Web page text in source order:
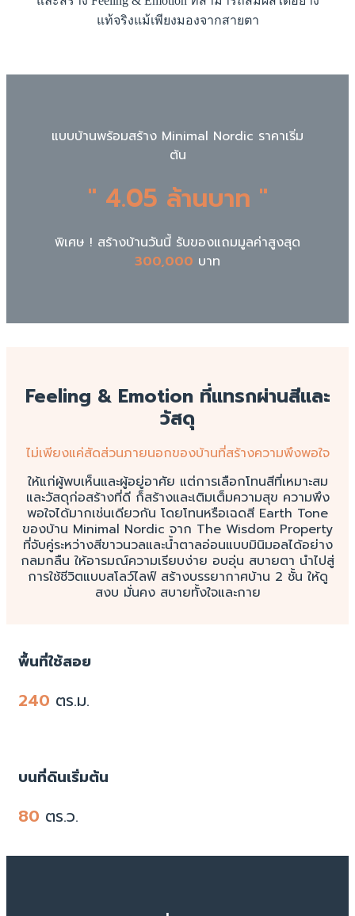
แท้จริงแม้เพียงมองจากสายตา
แบบบ้านพร้อมสร้าง Minimal Nordic ราคาเริ่ม
ต้น
" 4.05 ล้านบาท "
พิเศษ ! สร้างบ้านวันนี้ รับของแถมมูลค่าสูงสุด
300,000 บาท
Feeling & Emotion ที่แทรกผ่านสีและ
วัสดุ
ไม่เพียงแค่สัดส่วนภายนอกของบ้านที่สร้างความพึงพอใจ
ให้แก่ผู้พบเห็นและผู้อยู่อาศัย แต่การเลือกโทนสีที่เหมาะสม
และวัสดุก่อสร้างที่ดี ก็สร้างและเติมเต็มความสุข ความพึง
พอใจได้มากเช่นเดียวกัน โดยโทนหรือเฉดสี Earth Tone
ของบ้าน Minimal Nordic จาก The Wisdom Property
ที่จับคู่ระหว่างสีขาวนวลและน้ำตาลอ่อนแบบมินิมอลได้อย่าง
กลมกลืน ให้อารมณ์ความเรียบง่าย อบอุ่น สบายตา นำไปสู่
การใช้ชีวิตแบบสโลว์ไลฟ์ สร้างบรรยากาศบ้าน 2 ชั้น ให้ดู
สงบ มั่นคง สบายทั้งใจและกาย
พื้นที่ใช้สอย
240 ตร.ม.
บนที่ดินเริ่มต้น
80 ตร.ว.